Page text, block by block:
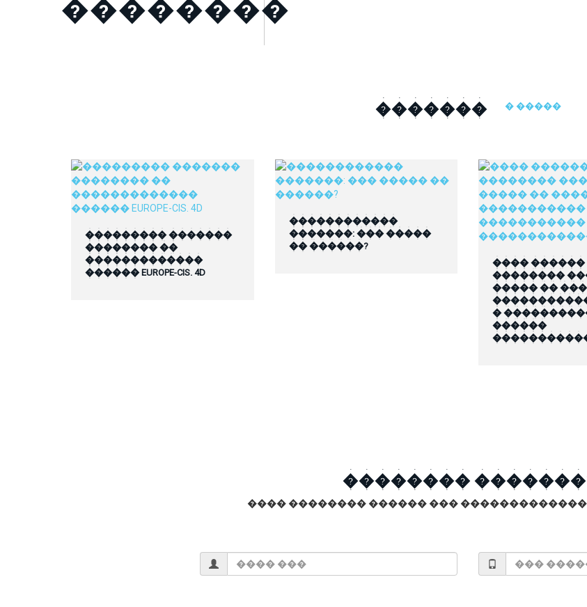
��������
������� � �����
��������� �������
�������� ��
�������������
������ EUROPE-CIS. 4D
������������
�������: ��� �����
�� ������?
���� ������
��������
����� ��
�
������
��������
���� �������� ������ ���